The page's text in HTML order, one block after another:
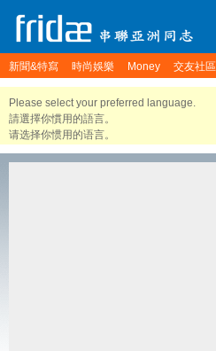
新聞&特寫 時尚娛樂 Money 交友社區
Please select your preferred language.
請選擇你慣用的語言。
请选择你惯用的语言。